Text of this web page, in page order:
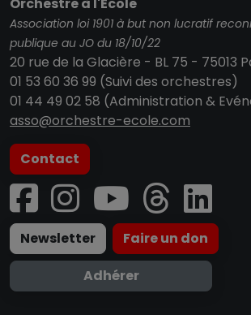
Association loi 1901 à but non lucratif
publique au JO du 18/10/22
20 rue de la Glacière - BL 75 - 75013
01 53 60 36 99 (Suivi des orchestres)
01 44 49 02 58 (Administration &
asso@orchestre-ecole.com
Contact
Newsletter
Faire un don
Adhérer